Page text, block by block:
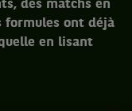
des matchs en
formules ont déjà
en lisant